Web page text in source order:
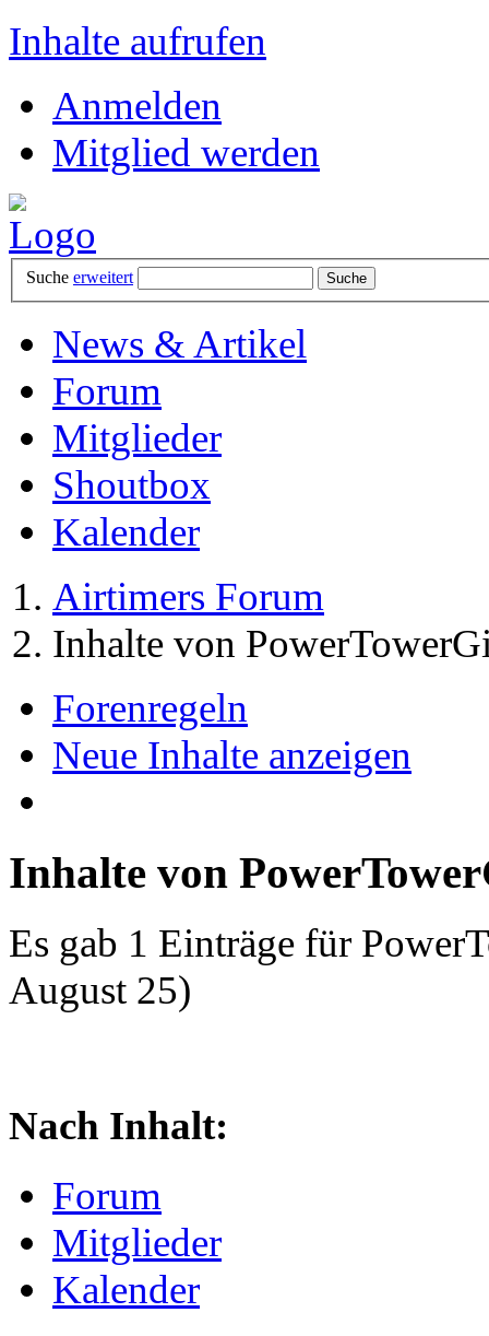
Inhalte aufrufen
Anmelden
Mitglied werden
Suche erweitert
News & Artikel
Forum
Mitglieder
Shoutbox
Kalender
Airtimers Forum
Inhalte von
Forenregeln
Neue Inhalte anzeigen
Inhalte von
Es gab 1 Einträge für
August 25)
Nach Inhalt:
Forum
Mitglieder
Kalender